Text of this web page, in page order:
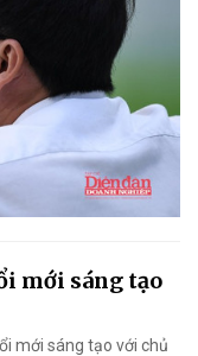
mới sáng tạo
mới sáng tạo với chủ